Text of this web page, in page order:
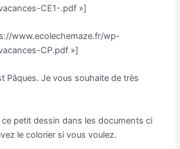
CE1-.pdf »]
www.ecolechemaze.fr/wp-
CP.pdf »]
Pâques. Je vous souhaite de très
petit dessin dans les documents ci
le colorier si vous voulez.